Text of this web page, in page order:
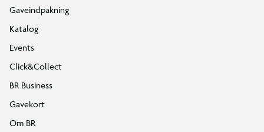
Gaveindpakning
Katalog
Events
Click&Collect
BR Business
Gavekort
Om BR